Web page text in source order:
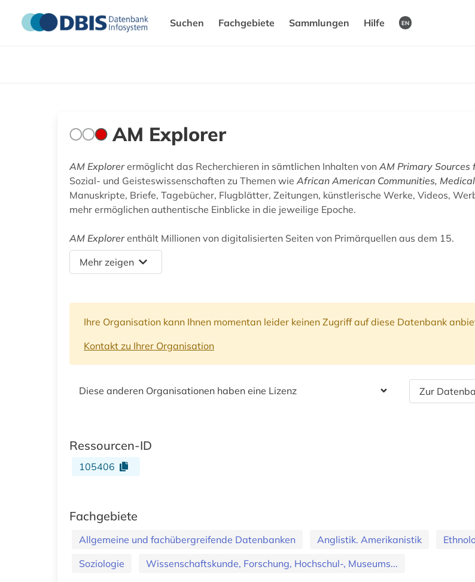
Suchen Fachgebiete Sammlungen Hilfe EN
AM Explorer
AM Explorerermöglicht das Recherchieren in sämtlichen Inhalten vonAM Primary Sources
Sozial- und Geisteswissenschaften zu Themen wieAfrican American Communities,
Manuskripte, Briefe, Tagebücher, Flugblätter, Zeitungen, künstlerische Werke, Videos,
mehr ermöglichen authentische Einblicke in die jeweilige Epoche.
AM Explorerenthält Millionen von digitalisierten Seiten von Primärquellen aus dem 15.
Mehr zeigen
Ihre Organisation kann Ihnen momentan leider keinen Zugriff auf diese Datenbank
Kontakt zu Ihrer Organisation
Diese anderen Organisationen haben eine Lizenz Zur
Ressourcen-ID
105406
Fachgebiete
Allgemeine und fachübergreifende Datenbanken Anglistik. Amerikanistik
Soziologie
Wissenschaftskunde, Forschung, Hochschul-, Museums...